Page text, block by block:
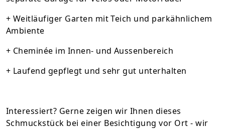
+ Weitläufiger Garten mit Teich und parkähnlichem
Ambiente
+ Cheminée im Innen- und Aussenbereich
+ Laufend gepflegt und sehr gut unterhalten
Interessiert? Gerne zeigen wir Ihnen dieses
Schmuckstück bei einer Besichtigung vor Ort - wir